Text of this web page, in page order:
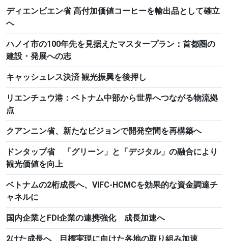
ディエンビエン省 高付加価値コーヒーを輸出品として確立
へ
ハノイ市の100年先を見据えたマスタープラン：首都圏の
建設・発展への志
キャッシュレス決済 観光振興を後押し
リエンチュウ港：ベトナム中部から世界へつながる物流拠
点
クアンニン省、新たなビジョンで開発空間を再構築へ
ドンタップ省 「グリーン」と「デジタル」の融合により
観光価値を向上
ベトナムの2桁成長へ、VIFC-HCMCを効果的な資金調達チ
ャネルに
国内企業とFDI企業の連携強化 成長加速へ
2けた成長へ 目標実現に向けた各地の取り組み加速